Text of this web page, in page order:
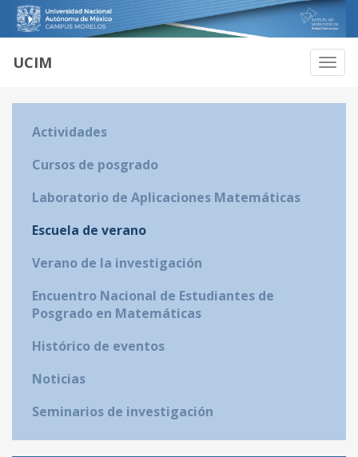
UCIM
Actividades
Cursos de posgrado
Laboratorio de Aplicaciones Matemáticas
Escuela de verano
Verano de la investigación
Encuentro Nacional de Estudiantes de
Posgrado en Matemáticas
Histórico de eventos
Noticias
Seminarios de investigación